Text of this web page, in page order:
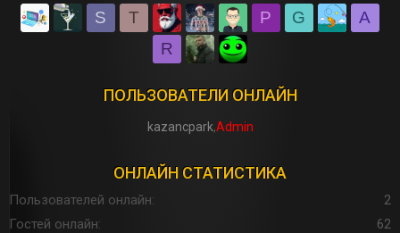
S T P G
A
R
ПОЛЬЗОВАТЕЛИ ОНЛАЙН
kazancpark Admin
ОНЛАЙН СТАТИСТИКА
Пользователей онлайн
2
Гостей онлайн
62